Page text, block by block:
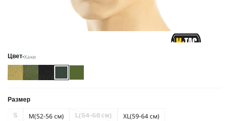
Цвет Хаки
Размер
S M(52-56 см) L(54-58 см) XL(59-64 см)